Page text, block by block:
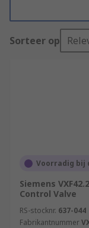
Sorteer op
Voorradig bij
Siemens
Control Valve
RS-stocknr. 637-044
Fabrikantnummer